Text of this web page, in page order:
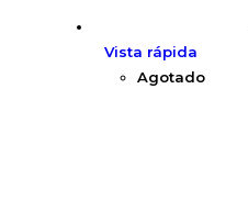
Vista rápida
Agotado